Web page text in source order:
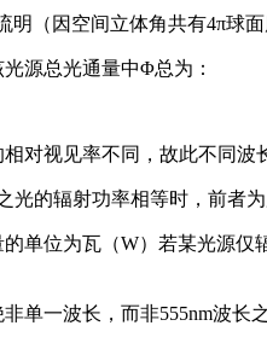
明（因空间立体角共有4π球面
源总光通量中Φ总为：
对视见率不同，故此不同波
光的辐射功率相等时，前者为
单位为瓦（W）若某光源仅
单一波长，而非555nm波长